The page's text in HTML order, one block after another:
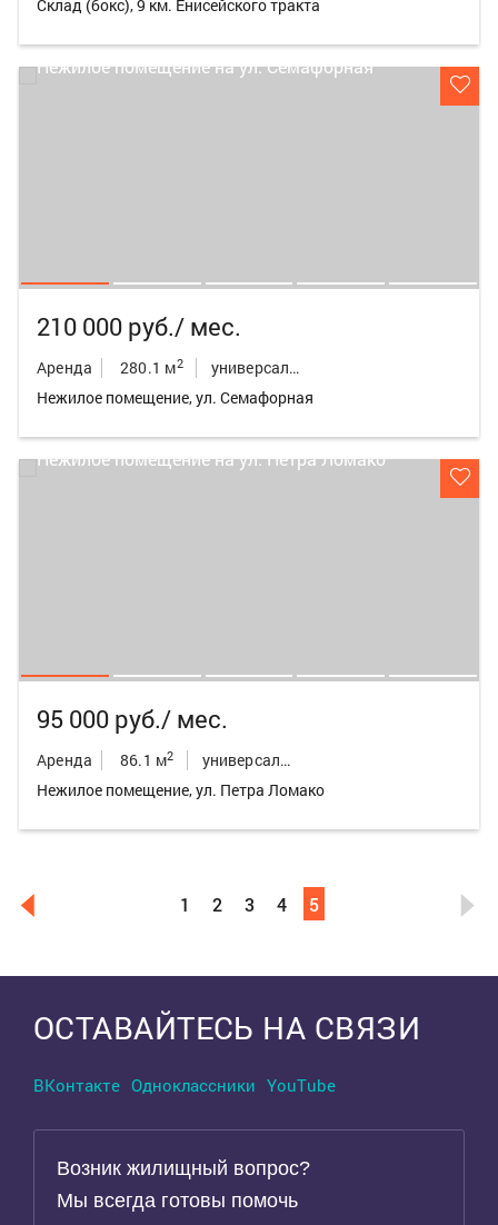
Склад (бокс), 9 км. Енисейского тракта
210 000 руб./ мес.
Аренда 280.1 м2
универсальное неж.пом.
Нежилое помещение, ул. Семафорная
95 000 руб./ мес.
Аренда 86.1 м2
универсальное неж.пом.
Нежилое помещение, ул. Петра Ломако
1 2 3 4 5
ОСТАВАЙТЕСЬ НА СВЯЗИ
ВКонтакте Одноклассники YouTube
Возник жилищный вопрос?
Мы всегда готовы помочь